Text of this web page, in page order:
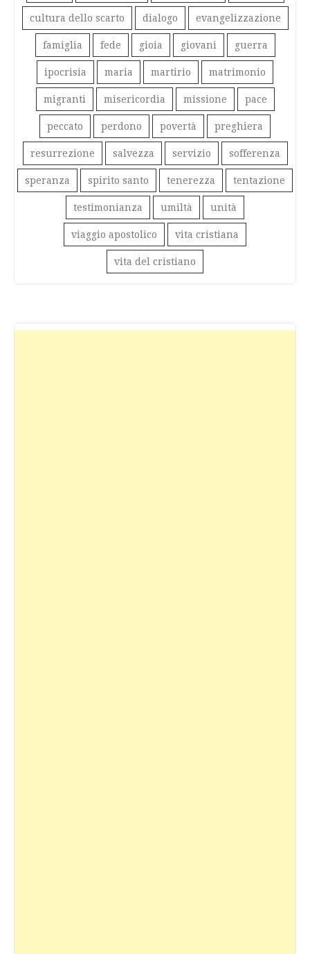
cultura dello scarto dialogo evangelizzazione
famiglia fede gioia giovani guerra
ipocrisia maria martirio matrimonio
migranti misericordia missione pace
peccato perdono povertà preghiera
resurrezione salvezza servizio sofferenza
speranza spirito santo tenerezza tentazione
testimonianza umiltà unità
viaggio apostolico vita cristiana
vita del cristiano